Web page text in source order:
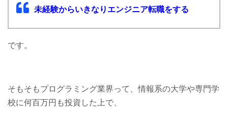
未経験からいきなりエンジニア転職をする
です。
そもそもプログラミング業界って、情報系の大学や専門学
校に何百万円も投資した上で、